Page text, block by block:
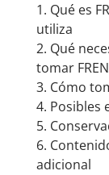
1. Qué es
utiliza
2. Qué
tomar
3. Cómo
4. Posibles
5.
6.
adicional